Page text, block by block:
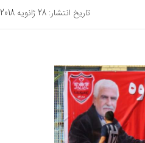
تاریخ انتشار: 28 ژانویه 2018